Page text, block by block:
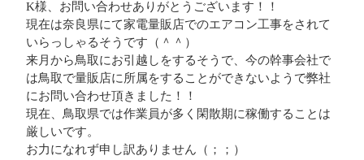
K様、お問い合わせありがとうございます！！
現在は奈良県にて家電量販店でのエアコン工事をされて
いらっしゃるそうです（＾＾）
来月から鳥取にお引越しをするそうで、今の幹事会社で
は鳥取で量販店に所属をすることができないようで弊社
にお問い合わせ頂きました！！
現在、鳥取県では作業員が多く閑散期に稼働することは
厳しいです。
お力になれず申し訳ありません（；；）